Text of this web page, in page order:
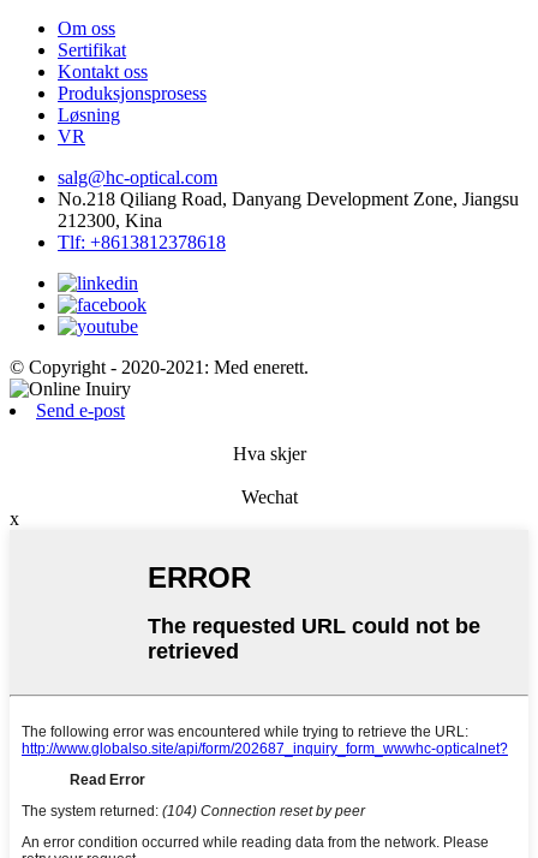
Om oss
Sertifikat
Kontakt oss
Produksjonsprosess
Løsning
VR
salg@hc-optical.com
No.218 Qiliang Road, Danyang Development Zone, Jiangsu
212300, Kina
Tlf: +8613812378618
© Copyright - 2020-2021: Med enerett.
Send e-post
Hva skjer
Wechat
x